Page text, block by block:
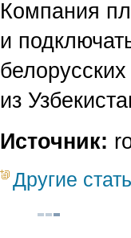
Компания
и
из
Источник:
Другие